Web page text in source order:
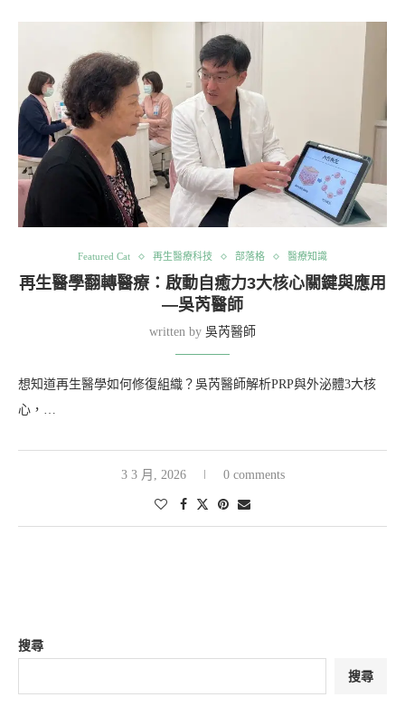
Featured Cat 再生醫療科技 部落格 醫療知識
再生醫學翻轉醫療：啟動自癒力3大核心關鍵與應用
—吳芮醫師
written by 吳芮醫師
想知道再生醫學如何修復組織？吳芮醫師解析PRP與外泌體3大核
心，…
3 3 月, 2026 0 comments
搜尋
搜尋